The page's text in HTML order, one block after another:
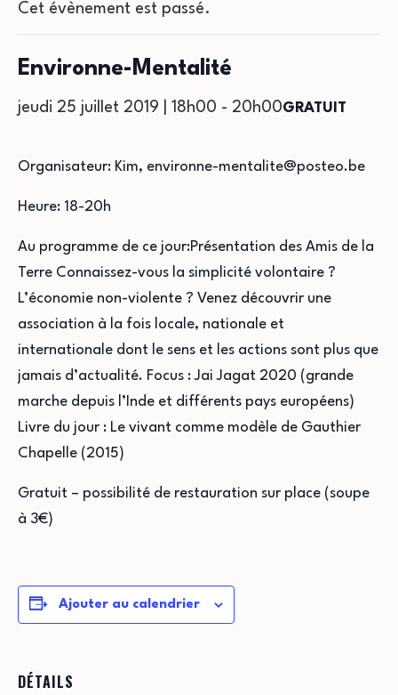
Cet évènement est passé.
Environne-Mentalité
jeudi 25 juillet 2019 | 18h00 - 20h00GRATUIT
Organisateur: Kim, environne-mentalite@posteo.be
Heure: 18-20h
Au programme de ce jour:Présentation des Amis de la
Terre Connaissez-vous la simplicité volontaire ?
L’économie non-violente ? Venez découvrir une
association à la fois locale, nationale et
internationale dont le sens et les actions sont plus que
jamais d’actualité. Focus : Jai Jagat 2020 (grande
marche depuis l’Inde et différents pays européens)
Livre du jour : Le vivant comme modèle de Gauthier
Chapelle (2015)
Gratuit – possibilité de restauration sur place (soupe
à 3€)
Ajouter au calendrier
DÉTAILS